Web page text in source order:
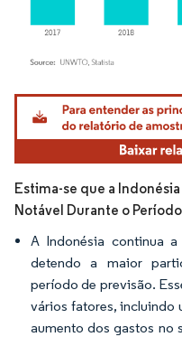
Imagem © Mordor Intelligence. O
Estima-se que a
Notável Durante o
A Indonésia continua
detendo a maior
período de previsão.
vários fatores, incluindo
aumento dos gastos no